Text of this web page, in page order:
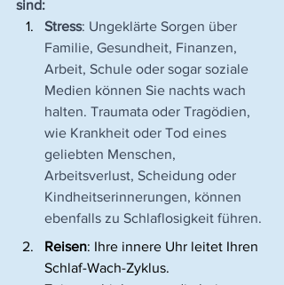
sind:
Stress: Ungeklärte Sorgen über
Familie, Gesundheit, Finanzen,
Arbeit, Schule oder sogar soziale
Medien können Sie nachts wach
halten. Traumata oder Tragödien,
wie Krankheit oder Tod eines
geliebten Menschen,
Arbeitsverlust, Scheidung oder
Kindheitserinnerungen, können
ebenfalls zu Schlaflosigkeit führen.
Reisen: Ihre innere Uhr leitet Ihren
Schlaf-Wach-Zyklus.